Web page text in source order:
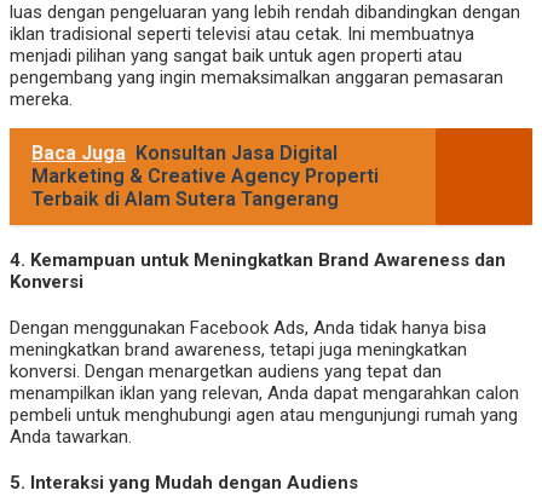
luas dengan pengeluaran yang lebih rendah dibandingkan dengan
iklan tradisional seperti televisi atau cetak. Ini membuatnya
menjadi pilihan yang sangat baik untuk agen properti atau
pengembang yang ingin memaksimalkan anggaran pemasaran
mereka.
Baca Juga Konsultan Jasa Digital
Marketing & Creative Agency Properti
Terbaik di Alam Sutera Tangerang
4. Kemampuan untuk Meningkatkan Brand Awareness dan
Konversi
Dengan menggunakan Facebook Ads, Anda tidak hanya bisa
meningkatkan brand awareness, tetapi juga meningkatkan
konversi. Dengan menargetkan audiens yang tepat dan
menampilkan iklan yang relevan, Anda dapat mengarahkan calon
pembeli untuk menghubungi agen atau mengunjungi rumah yang
Anda tawarkan.
5. Interaksi yang Mudah dengan Audiens